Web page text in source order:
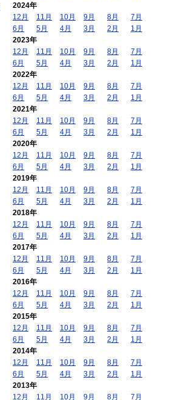
2024年
12月
11月 10月 9月 8月
7月
6月
5月 4月 3月 2月
1月
2023年
12月
11月 10月 9月 8月
7月
6月
5月 4月 3月 2月
1月
2022年
12月
11月 10月 9月 8月
7月
6月
5月 4月 3月 2月
1月
2021年
12月
11月 10月 9月 8月
7月
6月
5月 4月 3月 2月
1月
2020年
12月
11月 10月 9月 8月
7月
6月
5月 4月 3月 2月
1月
2019年
12月
11月 10月 9月 8月
7月
6月
5月 4月 3月 2月
1月
2018年
12月
11月 10月 9月 8月
7月
6月
5月 4月 3月 2月
1月
2017年
12月
11月 10月 9月 8月
7月
6月
5月 4月 3月 2月
1月
2016年
12月
11月 10月 9月 8月
7月
6月
5月 4月 3月 2月
1月
2015年
12月
11月 10月 9月 8月
7月
6月
5月 4月 3月 2月
1月
2014年
12月
11月 10月 9月 8月
7月
6月
5月 4月 3月 2月
1月
2013年
12月
11月 10月 9月 8月 7月